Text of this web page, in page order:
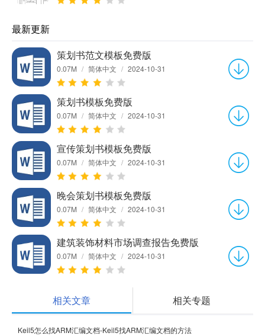
最新更新
策划书范文模板免费版
0.07M / 简体中文 / 2024-10-31
策划书模板免费版
0.07M / 简体中文 / 2024-10-31
宣传策划书模板免费版
0.07M / 简体中文 / 2024-10-31
晚会策划书模板免费版
0.07M / 简体中文 / 2024-10-31
建筑装饰材料市场调查报告免费版
0.07M / 简体中文 / 2024-10-31
相关文章 相关专题
Keil5怎么找ARM汇编文档-Keil5找ARM汇编文档的方法